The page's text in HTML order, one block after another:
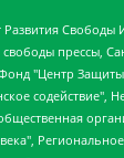
Константинова Алла Михайловна, Малкова Ирина Владимировна, Мурадов Мурад Абдулгалимович, Осетинская Елизавета Николаевна, Понасенков Евгений Николаевич, Ганапольский Матвей Юрьевич, Киселев Евгений Алексеевич, Борухович Ирина Григорьевна, Дремин Иван Тимофеевич, Дубровский Дмитрий Викторович, Красноярская региональная общественная организация поддержки и развития альтернативных образовательных технологий и межкультурных коммуникаций "ИНТЕРРА", Маяковская Екатерина Алексеевна, Фейгин Марк Захарович, Филимонов Андрей Викторович, Дзугкоева Регина Николаевна, Доброхотов Роман Александрович, Дудь Юрий Александрович, Елкин Сергей Владимирович, Кругликов Кирилл Игоревич, Сабунаева Мария Леонидовна, Семенов Алексей Владимирович, Шаинян Карен